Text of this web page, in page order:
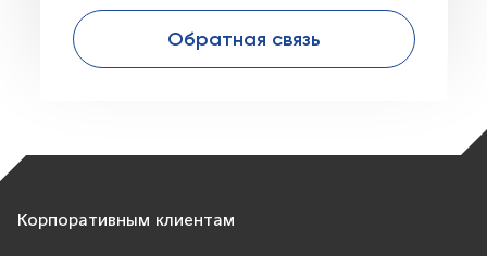
Обратная связь
Корпоративным клиентам